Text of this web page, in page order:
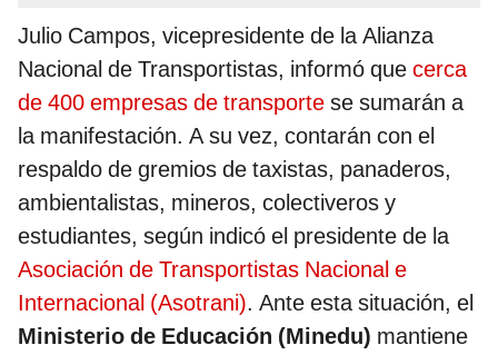
Julio Campos, vicepresidente de la Alianza
Nacional de Transportistas, informó que cerca
de 400 empresas de transporte se sumarán a
la manifestación. A su vez, contarán con el
respaldo de gremios de taxistas, panaderos,
ambientalistas, mineros, colectiveros y
estudiantes, según indicó el presidente de la
Asociación de Transportistas Nacional e
Internacional (Asotrani). Ante esta situación, el
Ministerio de Educación (Minedu) mantiene